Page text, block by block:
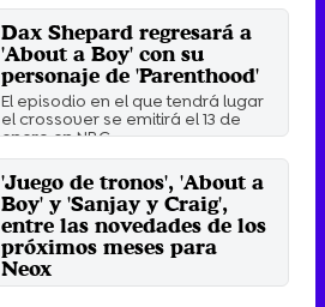
comedia podría contar con todos
sus capítulos en directo.
Sábado 9 Mayo 2015 01:10
Dax Shepard regresará a
'About a Boy' con su
personaje de 'Parenthood'
El episodio en el que tendrá lugar
el crossover se emitirá el 13 de
enero en NBC.
Martes 16 Diciembre 2014 23:51
'Juego de tronos', 'About a
Boy' y 'Sanjay y Craig',
entre las novedades de los
próximos meses para
Neox
Nova contará con telenovelas